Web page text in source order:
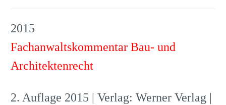
2015
Fachanwaltskommentar Bau- und
Architektenrecht
2. Auflage 2015 | Verlag: Werner Verlag |